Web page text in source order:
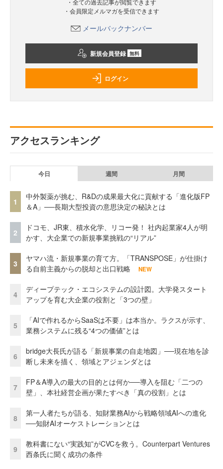
・全ての過去記事が閲覧できます
・会員限定メルマガを受信できます
メールバックナンバー
新規会員登録 無料
ログイン
アクセスランキング
今日 週間 月間
1
中外製薬が挑む、R&Dの成果最大化に貢献する「進化版FP
＆A」──長期大型投資の意思決定の秘訣とは
2
ドコモ、JR東、積水化学、リコー発！ 社内起業家4人が明
かす、大企業での新規事業挑戦の“リアル”
3
ヤマハ流・新規事業の育て方。「TRANSPOSE」が仕掛け
る自前主義からの脱却と出口戦略
NEW
4
ディープテック・エコシステムの設計図。大学発スタート
アップを育む大企業の役割と「3つの壁」
5
「AIで作れるからSaaSは不要」は本当か。ラクスが示す、
業務システムに残る“4つの価値”とは
6
bridge大長氏が語る「新規事業の自走地図」──現在地を診
断し未来を描く、領域とアジェンダとは
7
FP＆A導入の最大の目的とは何か──導入を阻む「二つの
壁」、本社経営企画が果たすべき「真の役割」とは
8
第一人者たちが語る、知財業務AIから戦略領域AIへの進化
──知財AIオーケストレーションとは
9
教科書にない“実践知”がCVCを救う。Counterpart Ventures
西条氏に聞く成功の条件